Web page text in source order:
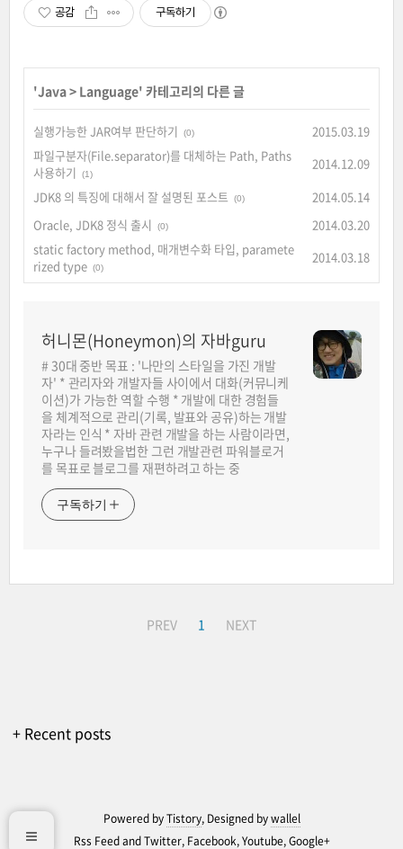
공감 구독하기
'Java> Language' 카테고리의 다른 글
실행가능한 JAR여부 판단하기 (0)
2015.03.19
파일구분자(File.separator)를 대체하는 Path, Paths
사용하기
(1)
2014.12.09
JDK8 의 특징에 대해서 잘 설명된 포스트
(0)
2014.05.14
Oracle, JDK8 정식 출시
(0)
2014.03.20
static factory method, 매개변수화 타입, paramete
rized type (0)
2014.03.18
허니몬(Honeymon)의 자바guru
# 30대 중반 목표 : '나만의 스타일을 가진 개발
자' * 관리자와 개발자들 사이에서 대화(커뮤니케
이션)가 가능한 역할 수행 * 개발에 대한 경험들
을 체계적으로 관리(기록, 발표와 공유)하는 개발
자라는 인식 * 자바 관련 개발을 하는 사람이라면,
누구나 들려봤을법한 그런 개발관련 파워블로거
를 목표로 블로그를 재편하려고 하는 중
구독하기
PREV 1 NEXT
+ Recent posts
Powered byTistory, Designed bywallel
Rss FeedandTwitter, Facebook,Youtube,Google+